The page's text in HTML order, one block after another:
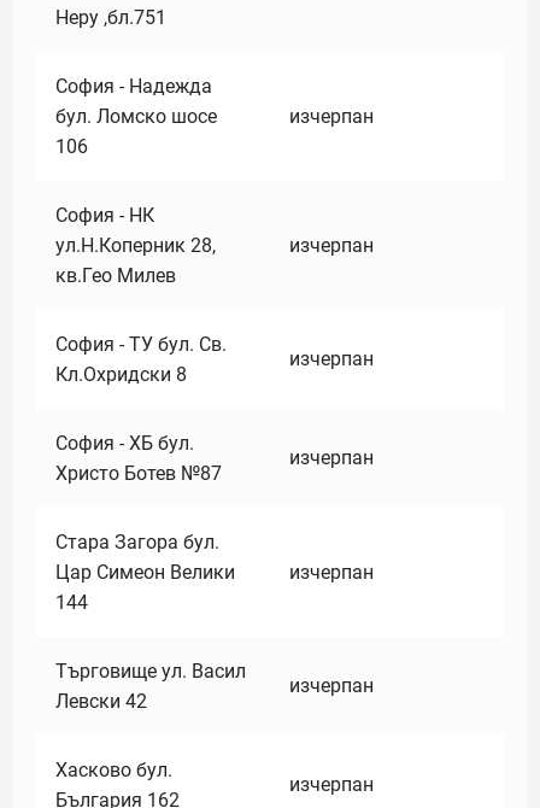
Неру ,бл.751
София - Надежда
бул. Ломско шосе
106
изчерпан
София - НК
ул.Н.Коперник 28,
кв.Гео Милев
изчерпан
София - ТУ бул. Св.
Кл.Охридски 8
изчерпан
София - ХБ бул.
Христо Ботев №87
изчерпан
Стара Загора бул.
Цар Симеон Велики
144
изчерпан
Търговище ул. Васил
Левски 42
изчерпан
Хасково бул.
България 162
изчерпан